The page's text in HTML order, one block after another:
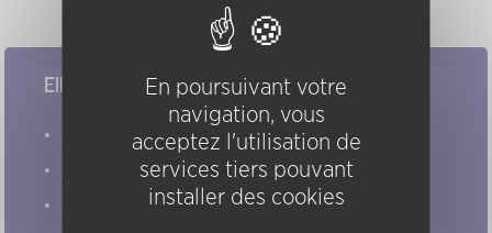
Elles/ils ont joué chez nous
Evénements
En poursuivant votre
navigation, vous
acceptez l'utilisation de
services tiers pouvant
installer des cookies